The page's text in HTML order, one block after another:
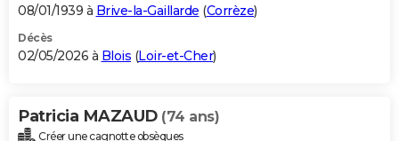
08/01/1939 à Brive-la-Gaillarde (Corrèze)
Décès
02/05/2026 à Blois (Loir-et-Cher)
Patricia MAZAUD (74 ans)
Créer une cagnotte obsèques